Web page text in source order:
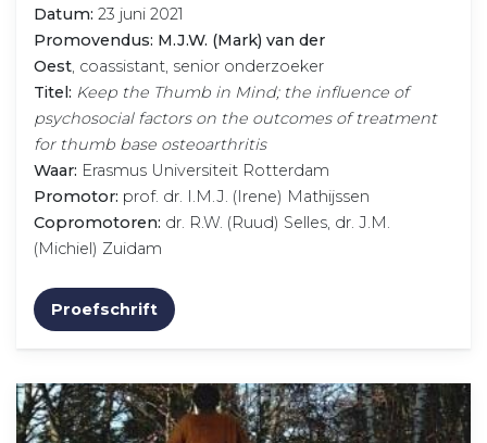
Datum: 23 juni 2021
Promovendus: M.J.W. (Mark) van der
Oest, coassistant, senior onderzoeker
Titel: Keep the Thumb in Mind; the influence of
psychosocial factors on the outcomes of treatment
for thumb base osteoarthritis
Waar: Erasmus Universiteit Rotterdam
Promotor: prof. dr. I.M.J. (Irene) Mathijssen
Copromotoren: dr. R.W. (Ruud) Selles, dr. J.M.
(Michiel) Zuidam
Proefschrift